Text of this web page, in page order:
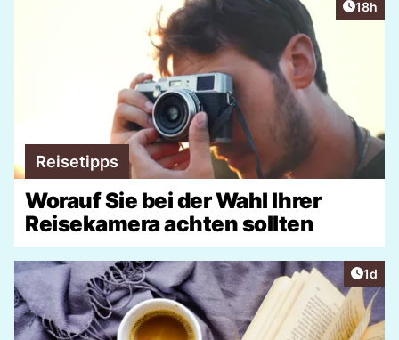
Artikel
18h
Reisetipps
Worauf Sie bei der Wahl Ihrer
Reisekamera achten sollten
1d